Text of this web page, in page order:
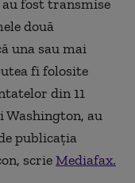
fost transmise
două
una sau mai
fi folosite
din 11
Washington, au
publicaţia
scrieMediafax.